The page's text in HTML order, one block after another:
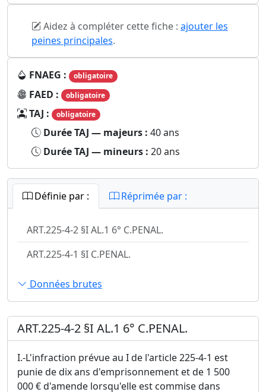
Aidez à compléter cette fiche : ajouter les
peines principales.
FNAEG : obligatoire
FAED : obligatoire
TAJ : obligatoire
Durée TAJ — majeurs : 40 ans
Durée TAJ — mineurs : 20 ans
Définie par : Réprimée par :
ART.225-4-2 §I AL.1 6° C.PENAL.
ART.225-4-1 §I C.PENAL.
Données brutes
ART.225-4-2 §I AL.1 6° C.PENAL.
I.-L'infraction prévue au I de l'article 225-4-1 est
punie de dix ans d'emprisonnement et de 1 500
000 € d'amende lorsqu'elle est commise dans